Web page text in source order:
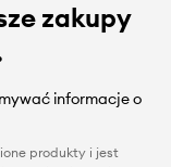
zakupy
informacje o
produkty i jest